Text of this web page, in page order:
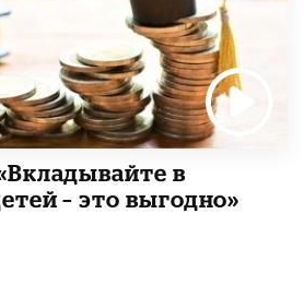
в
– это выгодно»